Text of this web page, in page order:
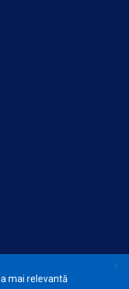
X
mai relevantă